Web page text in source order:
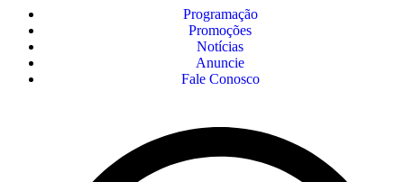
Programação
Promoções
Notícias
Anuncie
Fale Conosco